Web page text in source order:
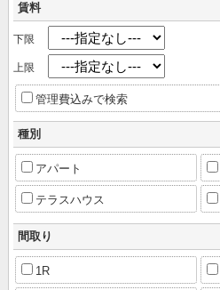
賃料
下限
上限
管理費込みで検索
種別
アパート
テラスハウス
間取り
1R